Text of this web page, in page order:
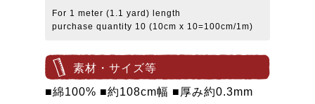
For 1 meter (1.1 yard) length
purchase quantity 10 (10cm x 10=100cm/1m)
素材・サイズ等
■綿100% ■約108cm幅 ■厚み約0.3mm